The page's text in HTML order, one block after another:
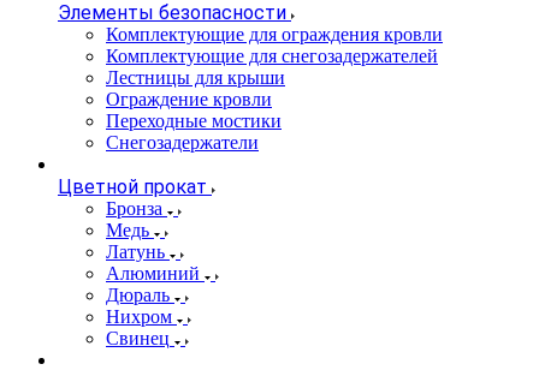
Элементы безопасности
Комплектующие для ограждения кровли
Комплектующие для снегозадержателей
Лестницы для крыши
Ограждение кровли
Переходные мостики
Снегозадержатели
Цветной прокат
Бронза
Медь
Латунь
Алюминий
Дюраль
Нихром
Свинец